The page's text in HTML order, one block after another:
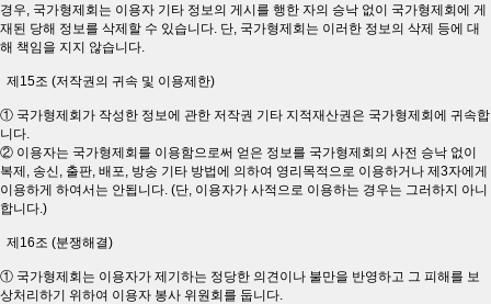
경우, 국가형제회는 이용자 기타 정보의 게시를 행한 자의 승낙 없이 국가형제회에 게
재된 당해 정보를 삭제할 수 있습니다. 단, 국가형제회는 이러한 정보의 삭제 등에 대
해 책임을 지지 않습니다.
제15조 (저작권의 귀속 및 이용제한)
① 국가형제회가 작성한 정보에 관한 저작권 기타 지적재산권은 국가형제회에 귀속합
니다.
② 이용자는 국가형제회를 이용함으로써 얻은 정보를 국가형제회의 사전 승낙 없이
복제, 송신, 출판, 배포, 방송 기타 방법에 의하여 영리목적으로 이용하거나 제3자에게
이용하게 하여서는 안됩니다. (단, 이용자가 사적으로 이용하는 경우는 그러하지 아니
합니다.)
제16조 (분쟁해결)
① 국가형제회는 이용자가 제기하는 정당한 의견이나 불만을 반영하고 그 피해를 보
상처리하기 위하여 이용자 봉사 위원회를 둡니다.